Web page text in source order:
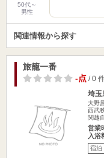
50代～
男性
関連情報から探す
旅籠一番
-点/ 0
埼玉
大野
西武
関越
営業
入浴
宿泊